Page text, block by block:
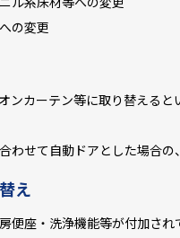
の変更
ンカーテン等に取り替える
わせて自動ドアとした場合
え
座・洗浄機能等が付加され